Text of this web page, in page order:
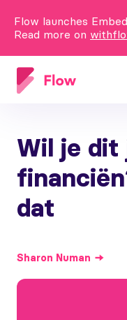
Flow launches
Read more on
Wil je dit
dat
Sharon Numan